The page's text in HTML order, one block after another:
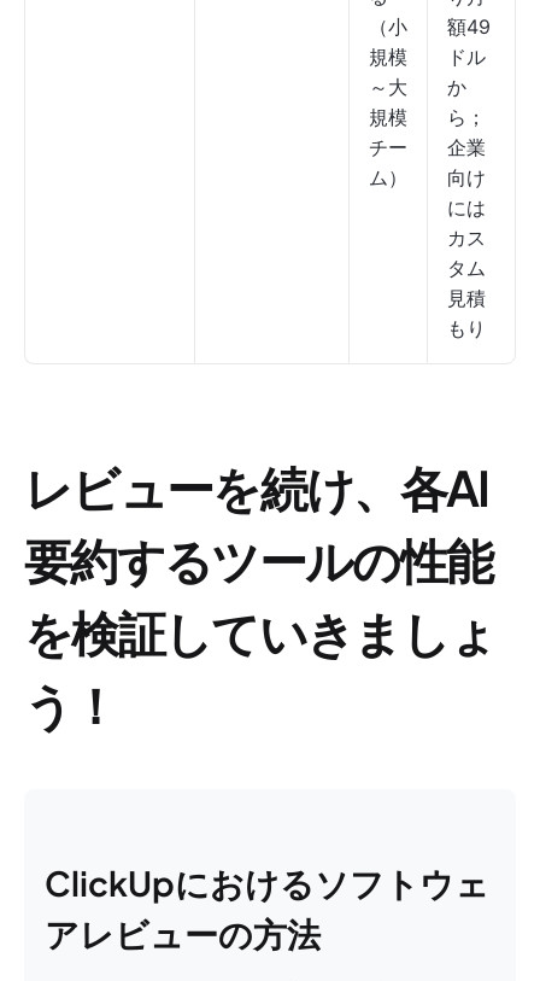
（小
規模
～大
規模
チー
ム）
額49
ドル
か
ら；
企業
向け
には
カス
タム
見積
もり
レビューを続け、各AI
要約するツールの性能
を検証していきましょ
う！
ClickUpにおけるソフトウェ
アレビューの方法